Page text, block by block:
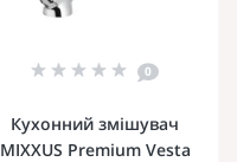
0
Кухонний змішувач
MIXXUS Premium Vesta